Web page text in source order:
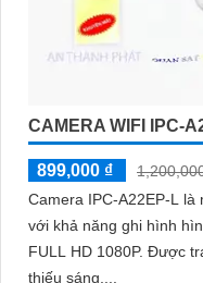
CAMERA WIFI IPC-
899,000 ₫
Camera IPC-A22EP-L
với khả năng ghi hình
FULL HD 1080P. Được trang bị công nghệ xử lý hình ảnh
thiếu sáng,...